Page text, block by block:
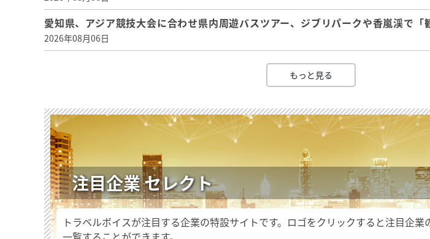
愛知県、アジア競技大会に合わせ県内周遊バスツアー、ジブリパークや香嵐渓で「
2026年08月06日
もっと見る
注目企業 セレクト
トラベルボイスが注目する企業の特設サイトです。ロゴをクリックすると注目企業